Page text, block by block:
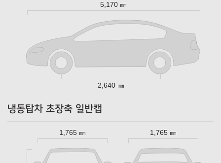
5,170 ㎜
2,640 ㎜
냉동탑차 초장축 일반캡
1,765 ㎜ 1,765 ㎜